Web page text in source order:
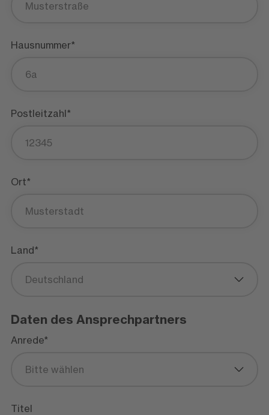
Hausnummer*
Postleitzahl*
Ort*
Land*
Deutschland
Daten des Ansprechpartners
Anrede*
Bitte wählen
Titel